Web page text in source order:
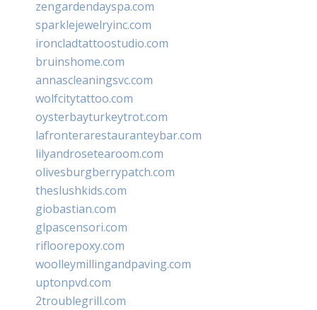
zengardendayspa.com
sparklejewelryinc.com
ironcladtattoostudio.com
bruinshome.com
annascleaningsvc.com
wolfcitytattoo.com
oysterbayturkeytrot.com
lafronterarestauranteybar.com
lilyandrosetearoom.com
olivesburgberrypatch.com
theslushkids.com
giobastian.com
glpascensori.com
rifloorepoxy.com
woolleymillingandpaving.com
uptonpvd.com
2troublegrill.com